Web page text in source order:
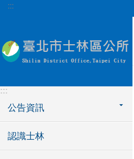
跳到主要內容區塊
:::
:::
公告資訊
認識士林